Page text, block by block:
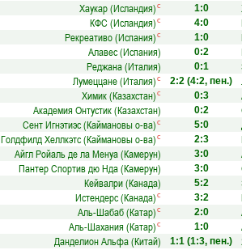
Хаукар (Исландия) с 1:0
КФС (Исландия) с 4:0
Рекреативо (Испания) с 1:0
Алавес (Испания)
0:2
Реджана (Италия)
0:1
Лумеццане (Италия) с 2:2 (4:2, пен.)
Химик (Казахстан) с 0:3
Академия Онтустик (Казахстан)
0:2
Сент Игнэтиэс (Каймановы о-ва) с 5:0
Голдфилд Хеллкэтс (Каймановы о-ва) с 2:3
Айгл Ройаль де ла Менуа (Камерун)
3:0
Пантер Спортив дю Нда (Камерун)
3:0
Кейвалри (Канада)
5:2
Истендерс (Канада) с 3:2
Аль-Шабаб (Катар) с 2:0
Аль-Шахания (Катар) с 1:0
Данделион Альфа (Китай)
1:1 (1:3, пен.)